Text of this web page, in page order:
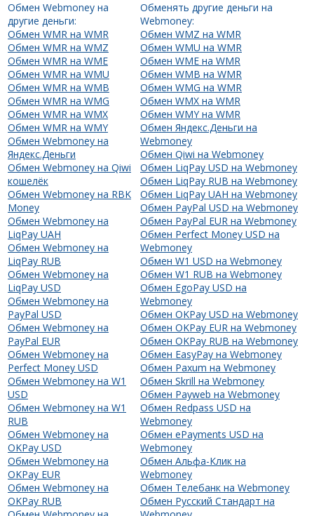
Обмен Webmoney на
другие деньги:
Обмен WMR на WMR
Обмен WMR на WMZ
Обмен WMR на WME
Обмен WMR на WMU
Обмен WMR на WMB
Обмен WMR на WMG
Обмен WMR на WMX
Обмен WMR на WMY
Обмен Webmoney на
Яндекс.Деньги
Обмен Webmoney на Qiwi
кошелёк
Обмен Webmoney на RBK
Money
Обмен Webmoney на
LiqPay UAH
Обмен Webmoney на
LiqPay RUB
Обмен Webmoney на
LiqPay USD
Обмен Webmoney на
PayPal USD
Обмен Webmoney на
PayPal EUR
Обмен Webmoney на
Perfect Money USD
Обмен Webmoney на W1
USD
Обмен Webmoney на W1
RUB
Обмен Webmoney на
OKPay USD
Обмен Webmoney на
OKPay EUR
Обмен Webmoney на
OKPay RUB
Обменять другие деньги на
Webmoney:
Обмен WMZ на WMR
Обмен WMU на WMR
Обмен WME на WMR
Обмен WMB на WMR
Обмен WMG на WMR
Обмен WMX на WMR
Обмен WMY на WMR
Обмен Яндекс.Деньги на
Webmoney
Обмен Qiwi на Webmoney
Обмен LiqPay USD на Webmoney
Обмен LiqPay RUB на Webmoney
Обмен LiqPay UAH на Webmoney
Обмен PayPal USD на Webmoney
Обмен PayPal EUR на Webmoney
Обмен Perfect Money USD на
Webmoney
Обмен W1 USD на Webmoney
Обмен W1 RUB на Webmoney
Обмен EgoPay USD на
Webmoney
Обмен OKPay USD на Webmoney
Обмен OKPay EUR на Webmoney
Обмен OKPay RUB на Webmoney
Обмен EasyPay на Webmoney
Обмен Paxum на Webmoney
Обмен Skrill на Webmoney
Обмен Payweb на Webmoney
Обмен Redpass USD на
Webmoney
Обмен ePayments USD на
Webmoney
Обмен Альфа-Клик на
Webmoney
Обмен Телебанк на Webmoney
Обмен Русский Стандарт на